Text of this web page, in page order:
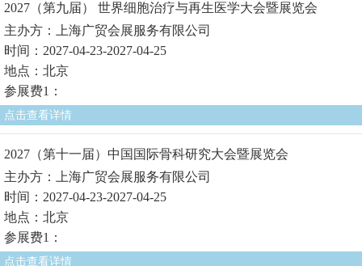
2027（第九届） 世界细胞治疗与再生医学大会暨展览会
主办方：上海广贸会展服务有限公司
时间：2027-04-23-2027-04-25
地点：北京
参展费1：
点击查看详情
2027（第十一届）中国国际骨科研究大会暨展览会
主办方：上海广贸会展服务有限公司
时间：2027-04-23-2027-04-25
地点：北京
参展费1：
点击查看详情